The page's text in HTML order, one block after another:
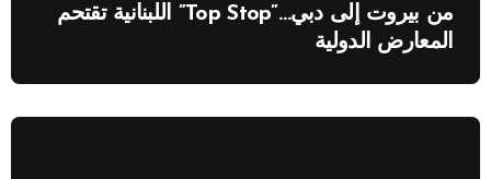
من بيروت إلى دبي…”Top Stop” اللبنانية تقتحم
المعارض الدولية